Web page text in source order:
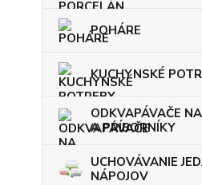
POHÁRE
KUCHYNSKÉ
ODKVAPÁVAČE
A PRÍBORNÍKY
UCHOVÁVANIE
NÁPOJOV